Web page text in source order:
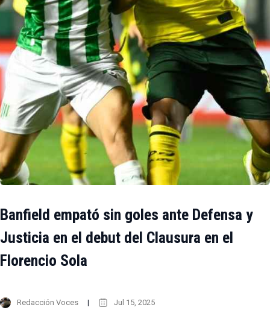
Banfield empató sin goles ante Defensa y
Justicia en el debut del Clausura en el
Florencio Sola
Redacción Voces Jul 15, 2025